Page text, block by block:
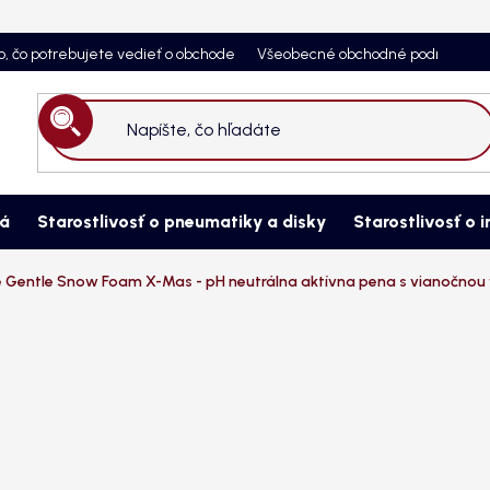
čo potrebujete vedieť o obchode Všeobecné obchodné podmienky
Hľadať
Starostlivosť o pneumatiky a disky Starostlivosť o
Gentle Snow Foam X-Mas - pH neutrálna aktívna pena s